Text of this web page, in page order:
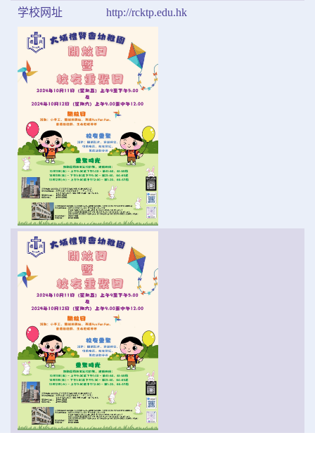
学校网址
http://rcktp.edu.hk